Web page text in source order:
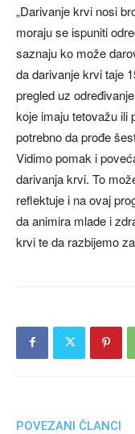
„Darivanje krvi nosi
moraju se ispuniti
saznaju ko može
da darivanje krvi taje
pregled uz
koje imaju tetovažu ili
potrebno da prođe
Vidimo pomak i
darivanja krvi. To
reflektuje i na ovaj
da animira mlade i
krvi te da razbijemo
POVEZANI ČLANCI